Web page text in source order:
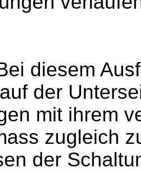
diesem
der
mit ihrem
zugleich
der